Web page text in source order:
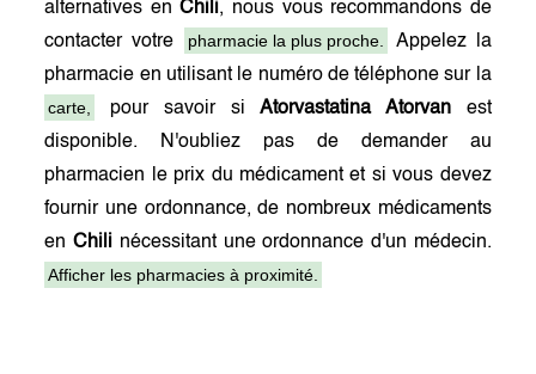
alternatives enChili, nous vous recommandons de
contacter votre
pharmacie la plus proche.
Appelez la
pharmacie en utilisant le numéro de téléphone sur la
carte,
pour savoir siAtorvastatina Atorvanest
disponible. N'oubliez pas de demander au
pharmacien le prix du médicament et si vous devez
fournir une ordonnance, de nombreux médicaments
enChili nécessitant une ordonnance d'un médecin.
Afficher les pharmacies à proximité.